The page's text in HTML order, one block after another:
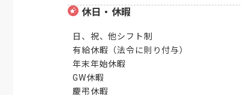
休日・休暇
日、祝、他シフト制
有給休暇（法令に則り付与）
年末年始休暇
GW休暇
慶弔休暇